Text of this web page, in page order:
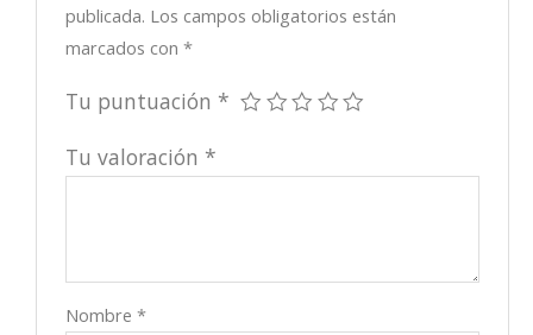
publicada. Los campos obligatorios están
marcados con*
Tu puntuación *
Tu valoración *
Nombre*